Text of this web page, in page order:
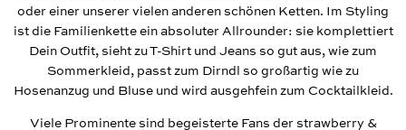
oder einer unserer vielen anderen schönen Ketten. Im Styling
ist die Familienkette ein absoluter Allrounder: sie komplettiert
Dein Outfit, sieht zu T-Shirt und Jeans so gut aus, wie zum
Sommerkleid, passt zum Dirndl so großartig wie zu
Hosenanzug und Bluse und wird ausgehfein zum Cocktailkleid.
Viele Prominente sind begeisterte Fans der strawberry &